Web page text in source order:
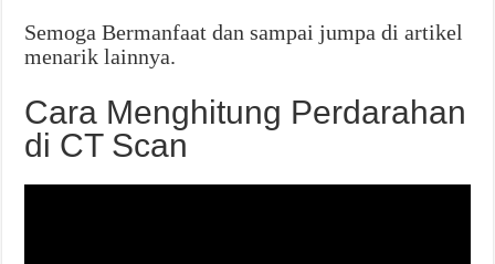
Semoga Bermanfaat dan sampai jumpa di artikel
menarik lainnya.
Cara Menghitung Perdarahan
di CT Scan